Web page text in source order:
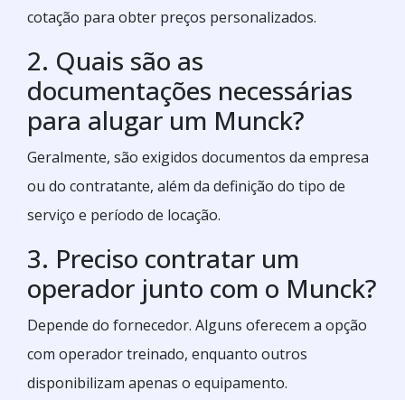
cotação para obter preços personalizados.
2. Quais são as
documentações necessárias
para alugar um Munck?
Geralmente, são exigidos documentos da empresa
ou do contratante, além da definição do tipo de
serviço e período de locação.
3. Preciso contratar um
operador junto com o Munck?
Depende do fornecedor. Alguns oferecem a opção
com operador treinado, enquanto outros
disponibilizam apenas o equipamento.